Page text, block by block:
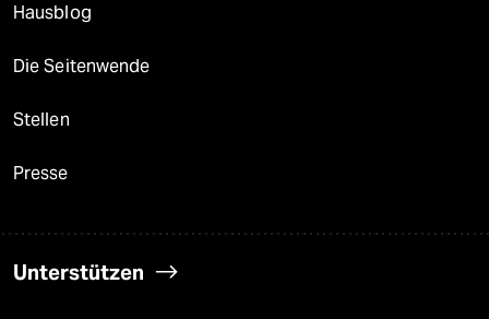
Hausblog
Die Seitenwende
Stellen
Presse
Unterstützen